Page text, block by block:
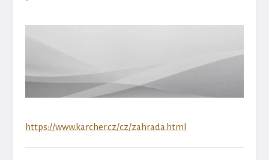
https://www.karcher.cz/cz/zahrada.html